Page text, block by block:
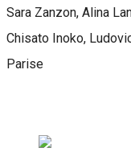
Sara Zanzon, Alina
Chisato Inoko,
Parise